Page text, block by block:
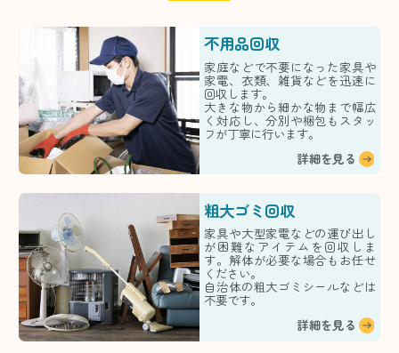
不用品回収
家庭などで不要になった家具や
家電、衣類、雑貨などを迅速に
回収します。
大きな物から細かな物まで幅広
く対応し、分別や梱包もスタッ
フが丁寧に行います。
詳細を見る
粗大ゴミ回収
家具や大型家電などの運び出し
が困難なアイテムを回収しま
す。解体が必要な場合もお任せ
ください。
自治体の粗大ゴミシールなどは
不要です。
詳細を見る